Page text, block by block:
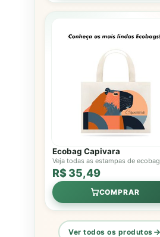
Ecobag Capivara
Veja todas as estampas de ecobag
R$ 35,49
COMPRAR
Ver todos os produtos